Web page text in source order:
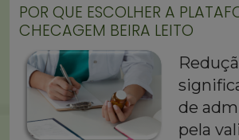
POR QUE ESCOLHER A
CHECAGEM BEIRA LEITO
de
pela